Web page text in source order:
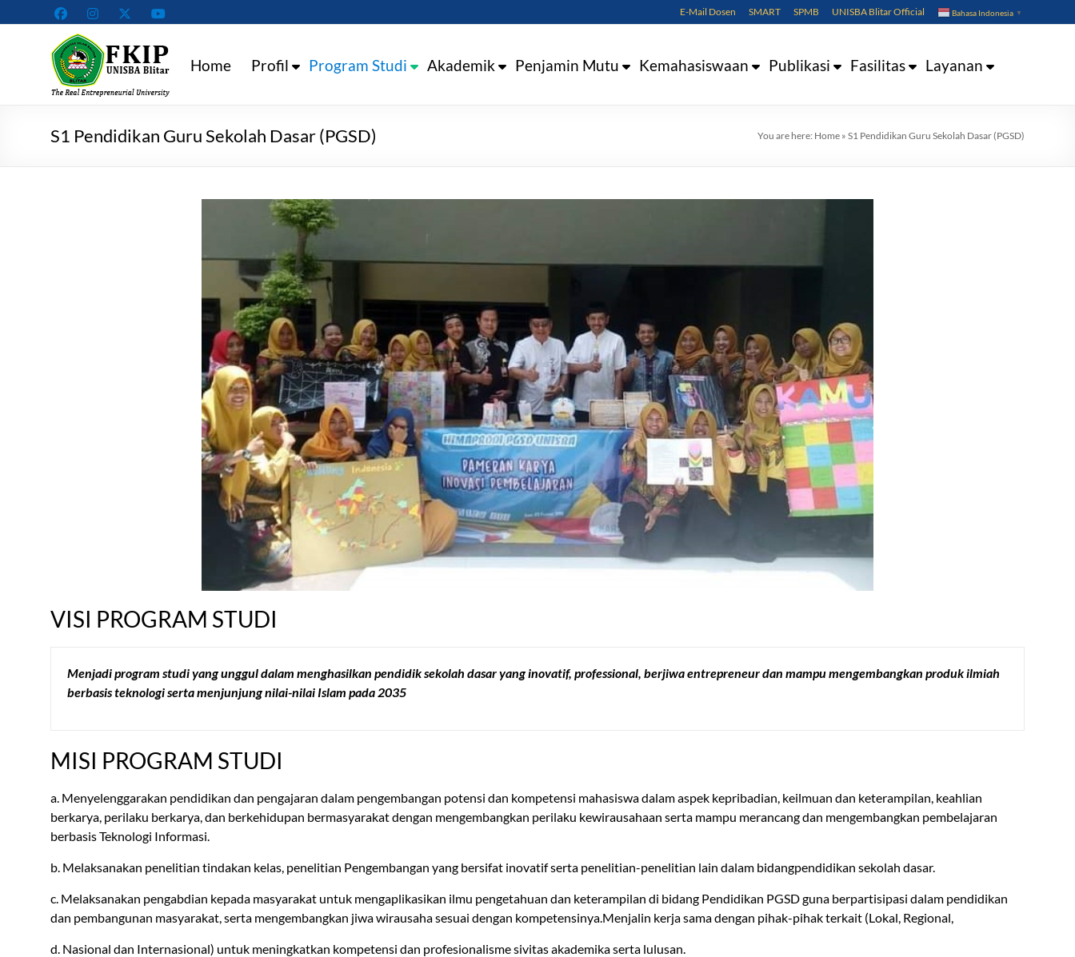
to
E-Mail Dosen SMART SPMB UNISBA Blitar Official Bahasa Indonesia ▼
Fakultas
Keguruan
dan
Ilmu
Home Profil Program Studi Akademik Penjamin Mutu Kemahasiswaan Publikasi Fasilitas Layanan
S1 Pendidikan Guru Sekolah Dasar (PGSD) You are here: Home » S1 Pendidikan Guru Sekolah Dasar (PGSD)
VISI PROGRAM STUDI
Menjadi program studi yang unggul dalam menghasilkan pendidik sekolah dasar yang inovatif, professional, berjiwa entrepreneur dan mampu mengembangkan produk ilmiah
berbasis teknologi serta menjunjung nilai-nilai Islam pada 2035
MISI PROGRAM STUDI
a. Menyelenggarakan pendidikan dan pengajaran dalam pengembangan potensi dan kompetensi mahasiswa dalam aspek kepribadian, keilmuan dan keterampilan, keahlian
berkarya, perilaku berkarya, dan berkehidupan bermasyarakat dengan mengembangkan perilaku kewirausahaan serta mampu merancang dan mengembangkan pembelajaran
berbasis Teknologi Informasi.
b. Melaksanakan penelitian tindakan kelas, penelitian Pengembangan yang bersifat inovatif serta penelitian-penelitian lain dalam bidangpendidikan sekolah dasar.
c. Melaksanakan pengabdian kepada masyarakat untuk mengaplikasikan ilmu pengetahuan dan keterampilan di bidang Pendidikan PGSD guna berpartisipasi dalam pendidikan
dan pembangunan masyarakat, serta mengembangkan jiwa wirausaha sesuai dengan kompetensinya.Menjalin kerja sama dengan pihak-pihak terkait (Lokal, Regional,
d. Nasional dan Internasional) untuk meningkatkan kompetensi dan profesionalisme sivitas akademika serta lulusan.